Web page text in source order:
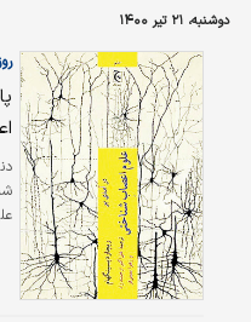
دوشنبه، ۲۱ تیر ۱۴۰۰